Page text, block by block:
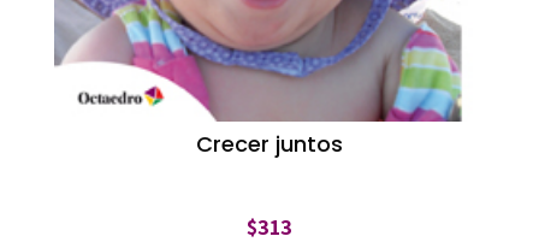
Crecer juntos
$313